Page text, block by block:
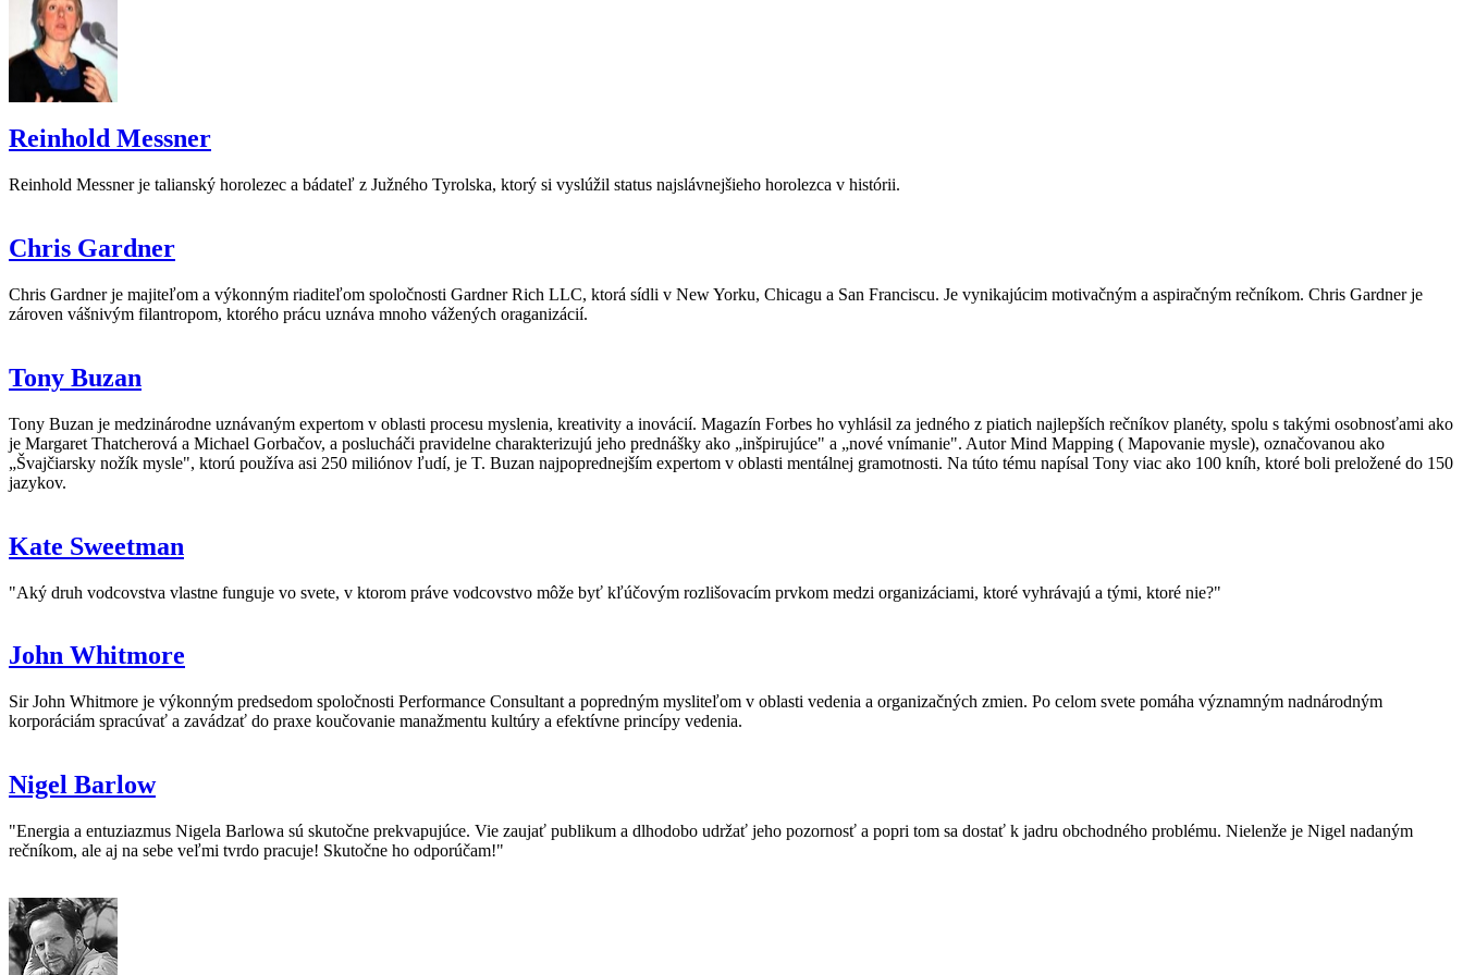
Reinhold Messner
Reinhold Messner je talianský horolezec a bádateľ z Južného Tyrolska, ktorý si vyslúžil status najslávnejšieho horolezca v histórii.
Chris Gardner
Chris Gardner je majiteľom a výkonným riaditeľom spoločnosti Gardner Rich LLC, ktorá sídli v New Yorku, Chicagu a San Franciscu. Je vynikajúcim motivačným a aspiračným rečníkom. Chris Gardner je
zároven vášnivým filantropom, ktorého prácu uznáva mnoho vážených oraganizácií.
Tony Buzan
Tony Buzan je medzinárodne uznávaným expertom v oblasti procesu myslenia, kreativity a inovácií. Magazín Forbes ho vyhlásil za jedného z piatich najlepších rečníkov planéty, spolu s takými osobnosťami ako
je Margaret Thatcherová a Michael Gorbačov, a poslucháči pravidelne charakterizujú jeho prednášky ako „inšpirujúce" a „nové vnímanie". Autor Mind Mapping ( Mapovanie mysle), označovanou ako
„Švajčiarsky nožík mysle", ktorú používa asi 250 miliónov ľudí, je T. Buzan najpoprednejším expertom v oblasti mentálnej gramotnosti. Na túto tému napísal Tony viac ako 100 kníh, ktoré boli preložené do 150
jazykov.
Kate Sweetman
"Aký druh vodcovstva vlastne funguje vo svete, v ktorom práve vodcovstvo môže byť kľúčovým rozlišovacím prvkom medzi organizáciami, ktoré vyhrávajú a tými, ktoré nie?"
John Whitmore
Sir John Whitmore je výkonným predsedom spoločnosti Performance Consultant a popredným mysliteľom v oblasti vedenia a organizačných zmien. Po celom svete pomáha významným nadnárodným
korporáciám spracúvať a zavádzať do praxe koučovanie manažmentu kultúry a efektívne princípy vedenia.
Nigel Barlow
"Energia a entuziazmus Nigela Barlowa sú skutočne prekvapujúce. Vie zaujať publikum a dlhodobo udržať jeho pozornosť a popri tom sa dostať k jadru obchodného problému. Nielenže je Nigel nadaným
rečníkom, ale aj na sebe veľmi tvrdo pracuje! Skutočne ho odporúčam!"